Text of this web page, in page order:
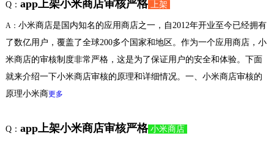
Q： app上架小米商店审核严格 上架
A： 小米商店是国内知名的应用商店之一，自2012年开业至今已经拥有
了数亿用户，覆盖了全球200多个国家和地区。作为一个应用商店，小
米商店的审核制度非常严格，这是为了保证用户的安全和体验。下面
就来介绍一下小米商店审核的原理和详细情况。一、小米商店审核的
原理小米商更多
Q： app上架小米商店审核严格 小米商店